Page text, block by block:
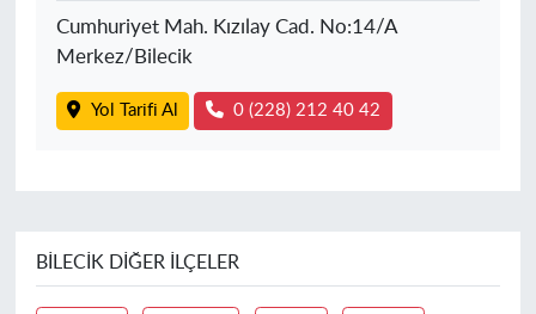
Cumhuriyet Mah. Kızılay Cad. No:14/A
Merkez/Bilecik
Yol Tarifi Al 0 (228) 212 40 42
BILECIK DIĞER İLÇELER